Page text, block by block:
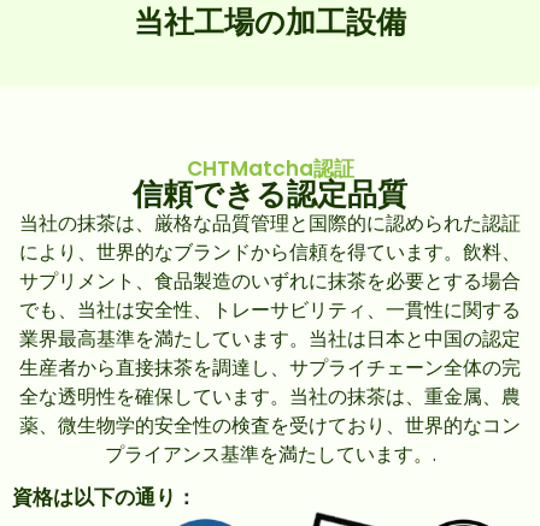
当社工場の加工設備
CHTMatcha認証
信頼できる認定品質
当社の抹茶は、厳格な品質管理と国際的に認められた認証
により、世界的なブランドから信頼を得ています。飲料、
サプリメント、食品製造のいずれに抹茶を必要とする場合
でも、当社は安全性、トレーサビリティ、一貫性に関する
業界最高基準を満たしています。当社は日本と中国の認定
生産者から直接抹茶を調達し、サプライチェーン全体の完
全な透明性を確保しています。当社の抹茶は、重金属、農
薬、微生物学的安全性の検査を受けており、世界的なコン
プライアンス基準を満たしています。.
資格は以下の通り：